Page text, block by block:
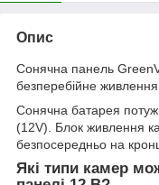
Опис
Сонячна панель
безперебійне
Сонячна батарея
(12V). Блок живлення
безпосередньо на
Які типи камер